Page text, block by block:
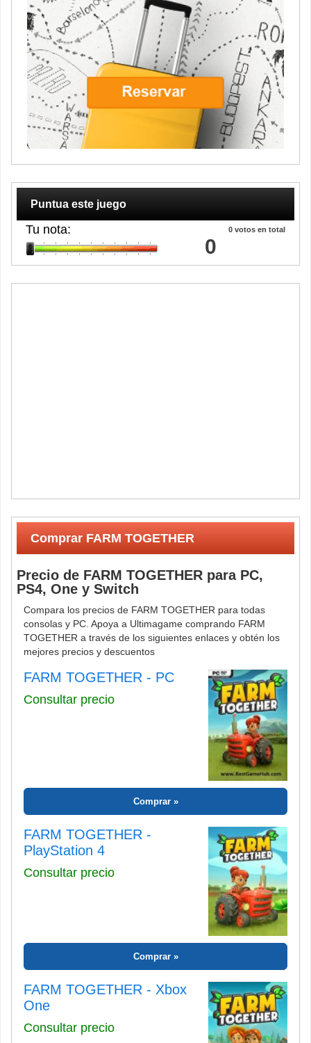
Puntua este juego
0 votos en total
Tu nota:
0
Comprar FARM TOGETHER
Precio de FARM TOGETHER para PC,
PS4, One y Switch
Compara los precios de FARM TOGETHER para todas
consolas y PC. Apoya a Ultimagame comprando FARM
TOGETHER a través de los siguientes enlaces y obtén los
mejores precios y descuentos
FARM TOGETHER - PC
Consultar precio
Comprar
FARM TOGETHER -
PlayStation 4
Consultar precio
Comprar
FARM TOGETHER - Xbox
One
Consultar precio